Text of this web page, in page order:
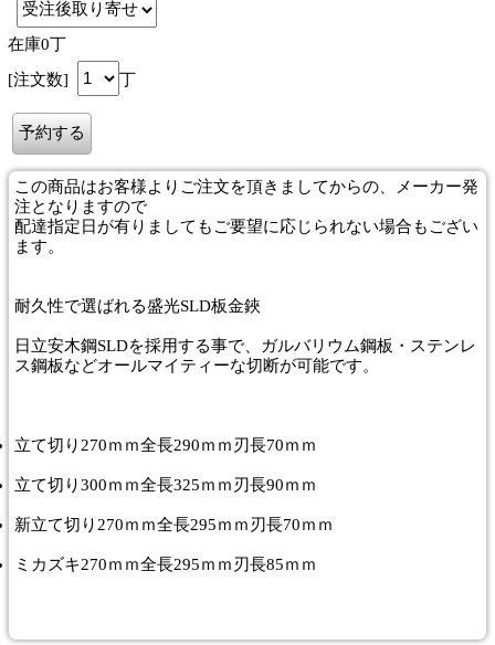
在庫0丁
[注文数]
丁
この商品はお客様よりご注文を頂きましてからの、メーカー発
注となりますので
配達指定日が有りましてもご要望に応じられない場合もござい
ます。
耐久性で選ばれる盛光SLD板金鋏
日立安木鋼SLDを採用する事で、ガルバリウム鋼板・ステンレ
ス鋼板などオールマイティーな切断が可能です。
立て切り270ｍｍ全長290ｍｍ刃長70ｍｍ
立て切り300ｍｍ全長325ｍｍ刃長90ｍｍ
新立て切り270ｍｍ全長295ｍｍ刃長70ｍｍ
ミカズキ270ｍｍ全長295ｍｍ刃長85ｍｍ